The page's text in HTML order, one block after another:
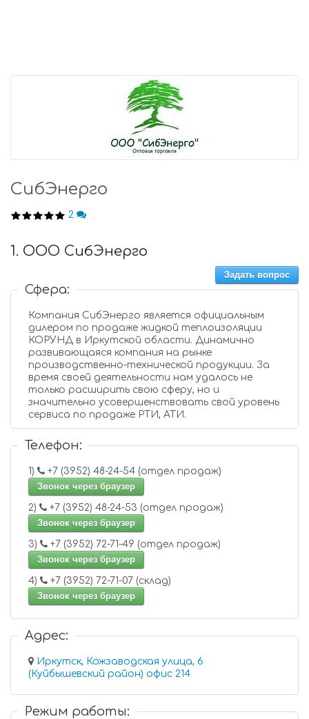
СибЭнерго
2
1. ООО СибЭнерго
Задать вопрос
Сфера:
Компания СибЭнерго является официальным
дилером по продаже жидкой теплоизоляции
КОРУНД в Иркутской области. Динамично
развивающаяся компания на рынке
производственно-технической продукции. За
время своей деятельности нам удалось не
только расширить свою сферу, но и
значительно усовершенствовать свой уровень
сервиса по продаже РТИ, АТИ.
Телефон:
1)
+7 (3952) 48-24-54 (отдел продаж)
Звонок через браузер
2)
+7 (3952) 48-24-53 (отдел продаж)
Звонок через браузер
3)
+7 (3952) 72-71-49 (отдел продаж)
Звонок через браузер
4)
+7 (3952) 72-71-07 (склад)
Звонок через браузер
Адрес:
Иркутск, Кожзаводская улица, 6
(Куйбышевский район) офис 214
Режим работы: